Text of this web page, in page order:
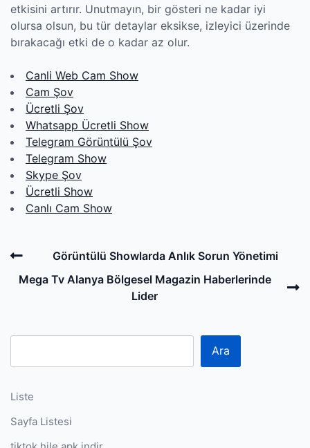
etkisini artırır. Unutmayın, bir gösteri ne kadar iyi
olursa olsun, bu tür detaylar eksikse, izleyici üzerinde
bırakacağı etki de o kadar az olur.
Canli Web Cam Show
Cam Şov
Ücretli Şov
Whatsapp Ücretli Show
Telegram Görüntülü Şov
Telegram Show
Skype Şov
Ücretli Show
Canlı Cam Show
Post
navigation
Previous
Post
Görüntülü Showlarda Anlık Sorun Yönetimi
Mega Tv Alanya Bölgesel Magazin Haberlerinde
Lider
Ara
Liste
Sayfa Listesi